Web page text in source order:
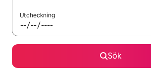
Utcheckning
Sök